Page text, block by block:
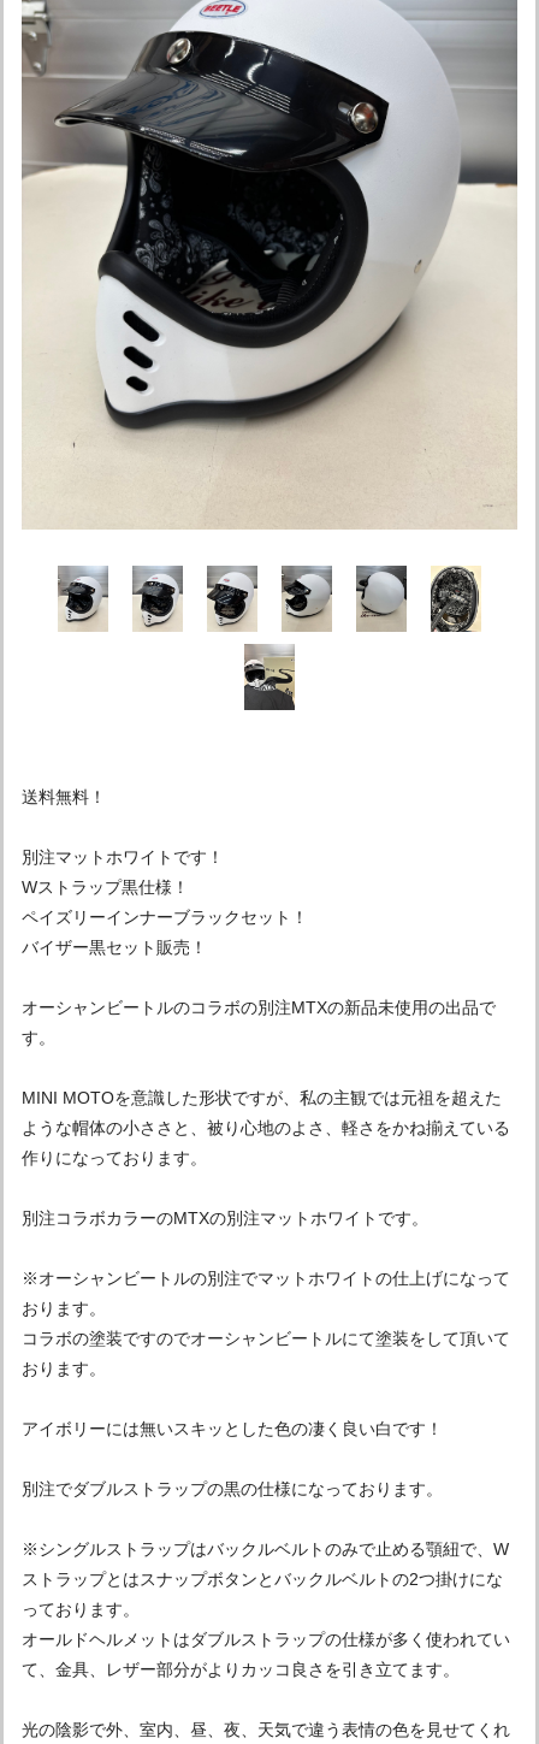
送料無料！
別注マットホワイトです！
Wストラップ黒仕様！
ペイズリーインナーブラックセット！
バイザー黒セット販売！
オーシャンビートルのコラボの別注MTXの新品未使用の出品で
す。
MINI MOTOを意識した形状ですが、私の主観では元祖を超えた
ような帽体の小ささと、被り心地のよさ、軽さをかね揃えている
作りになっております。
別注コラボカラーのMTXの別注マットホワイトです。
※オーシャンビートルの別注でマットホワイトの仕上げになって
おります。
コラボの塗装ですのでオーシャンビートルにて塗装をして頂いて
おります。
アイボリーには無いスキッとした色の凄く良い白です！
別注でダブルストラップの黒の仕様になっております。
※シングルストラップはバックルベルトのみで止める顎紐で、W
ストラップとはスナップボタンとバックルベルトの2つ掛けにな
っております。
オールドヘルメットはダブルストラップの仕様が多く使われてい
て、金具、レザー部分がよりカッコ良さを引き立てます。
光の陰影で外、室内、昼、夜、天気で違う表情の色を見せてくれ